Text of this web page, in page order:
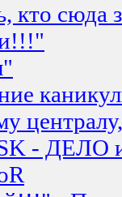
кто сюда
- ДЕЛО